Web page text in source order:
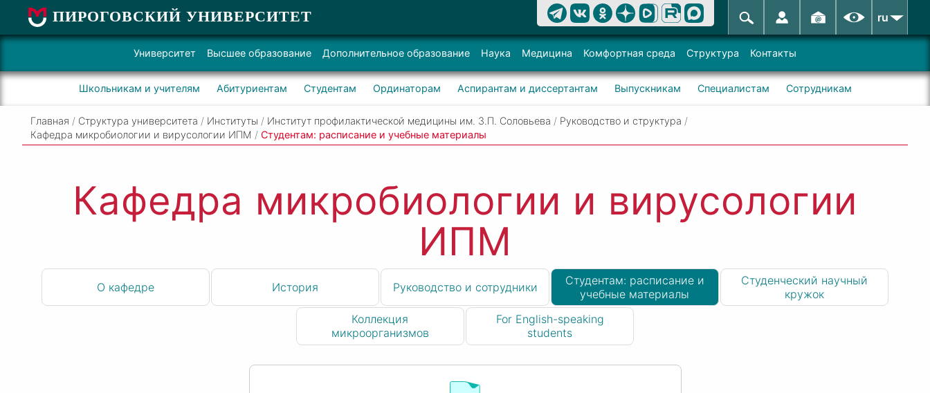
ПИРОГОВСКИЙ УНИВЕРСИТЕТ ru
Университет Высшее образование Дополнительное образование Наука Медицина Комфортная среда Структура Контакты
Школьникам и учителям Абитуриентам Студентам Ординаторам Аспирантам и диссертантам Выпускникам Специалистам Сотрудникам
Главная / Структура университета / Институты / Институт профилактической медицины им. З.П. Соловьева / Руководство и структура /
Кафедра микробиологии и вирусологии ИПМ / Студентам: расписание и учебные материалы
Кафедра микробиологии и вирусологии
ИПМ
О кафедре История Руководство и сотрудники
Студентам: расписание и
учебные материалы
Студенческий научный
кружок
Коллекция
микроорганизмов
For English-speaking
students